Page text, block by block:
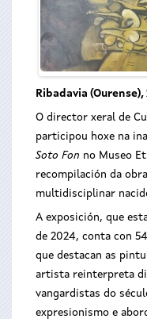
Ribadavia
O director xeral de
participou hoxe na
Soto Fon no Museo
recompilación da
multidisciplinar
A exposición, que
de 2024, conta con
que destacan as
artista reinterpreta
vangardistas do
expresionismo e